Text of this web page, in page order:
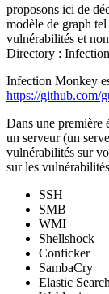
proposons ici de
modèle de graph
vulnérabilités et
Directory :
Infection Monkey
https://github.com/
Dans une première
un serveur (un
vulnérabilités sur
sur les
SSH
SMB
WMI
Shellshock
Conficker
SambaCry
Elastic